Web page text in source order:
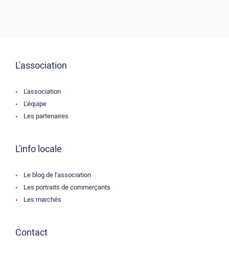
L'association
L'association
L'équipe
Les partenaires
L'info locale
Le blog de l'association
Les portraits de commerçants
Les marchés
Contact